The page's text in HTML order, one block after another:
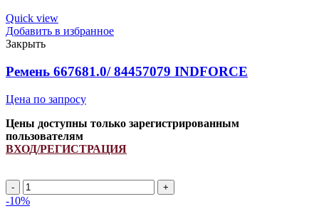
(661031.3/
661031.2/
661031.1)
ремень
многоручьевой
INDFORCE
quantity
Quick view
Добавить в избранное
Закрыть
Ремень 667681.0/ 84457079 INDFORCE
Цена по запросу
Цены доступны только зарегистрированным
пользователям
ВХОД/РЕГИСТРАЦИЯ
Ремень
667681.0/
-10%